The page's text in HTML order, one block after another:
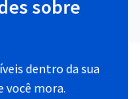
sobre
dentro da sua
você mora.